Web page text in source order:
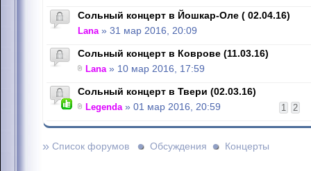
Сольный концерт в Йошкар-Оле ( 02.04.16)
Lana» 31 мар 2016, 20:09
Сольный концерт в Коврове (11.03.16)
Lana» 10 мар 2016, 17:59
Сольный концерт в Твери (02.03.16)
1 2
Legenda» 01 мар 2016, 20:59
» Список форумов Обсуждения Концерты